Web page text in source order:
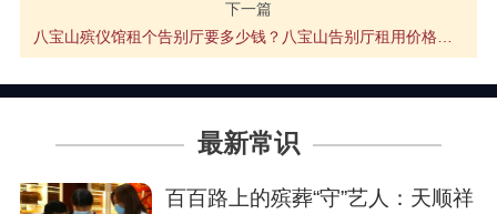
下一篇
八宝山殡仪馆租个告别厅要多少钱？八宝山告别厅租用价格介绍
最新常识
百百路上的殡葬“守”艺人：天顺祥